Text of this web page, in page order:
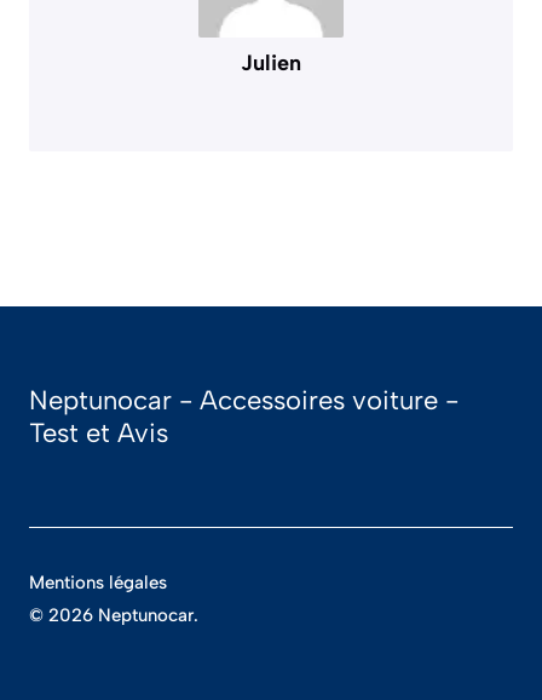
Julien
Neptunocar - Accessoires voiture -
Test et Avis
© 2026 Neptunocar.
Mentions légales